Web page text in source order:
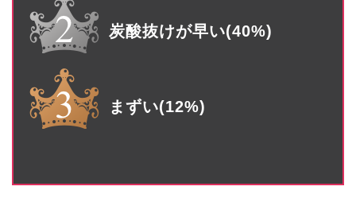
炭酸抜けが早い(40%)
まずい(12%)